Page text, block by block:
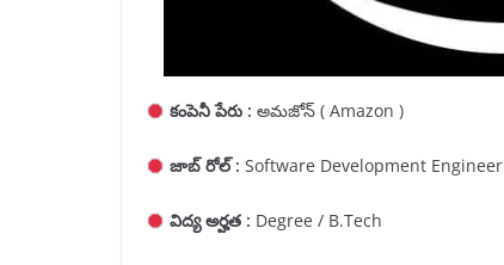
కంపెనీ పేరు : అమజోన్ ( Amazon )
జాబ్ రోల్ : Software Development Engineer
విద్య అర్హత : Degree / B.Tech